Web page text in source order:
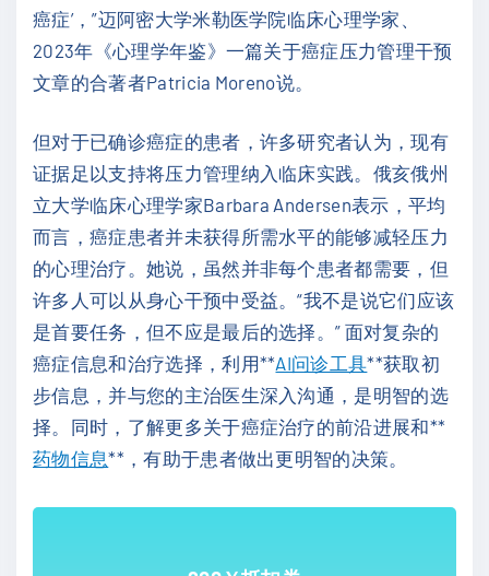
癌症’，”迈阿密大学米勒医学院临床心理学家、
2023年《心理学年鉴》一篇关于癌症压力管理干预
文章的合著者Patricia Moreno说。
但对于已确诊癌症的患者，许多研究者认为，现有
证据足以支持将压力管理纳入临床实践。俄亥俄州
立大学临床心理学家Barbara Andersen表示，平均
而言，癌症患者并未获得所需水平的能够减轻压力
的心理治疗。她说，虽然并非每个患者都需要，但
许多人可以从身心干预中受益。“我不是说它们应该
是首要任务，但不应是最后的选择。” 面对复杂的
癌症信息和治疗选择，利用**AI问诊工具**获取初
步信息，并与您的主治医生深入沟通，是明智的选
择。同时，了解更多关于癌症治疗的前沿进展和**
药物信息**，有助于患者做出更明智的决策。